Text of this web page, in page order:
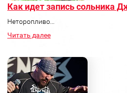
Как идет запись сольника
Неторопливо...
Читать далее